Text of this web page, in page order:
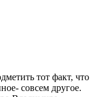
тот факт, что
совсем другое.